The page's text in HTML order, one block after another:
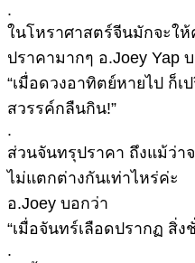
.
ในโหราศาสตร์จีนมักจะให้
ปราคามากๆ อ.Joey Yap
“เมื่อดวงอาทิตย์หายไป ก็
สวรรค์กลืนกิน!”
.
ส่วนจันทรุปราคา ถึงแม้ว่า
ไม่แตกต่างกันเท่าไหร่ค่ะ
อ.Joey บอกว่า
“เมื่อจันทร์เลือดปรากฏ สิ่ง
.